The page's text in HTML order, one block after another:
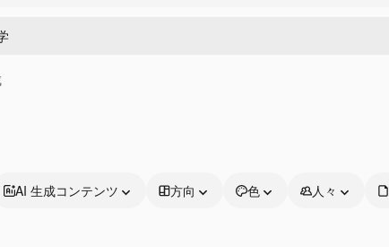
AI 生成コンテンツ 方向 色 人々